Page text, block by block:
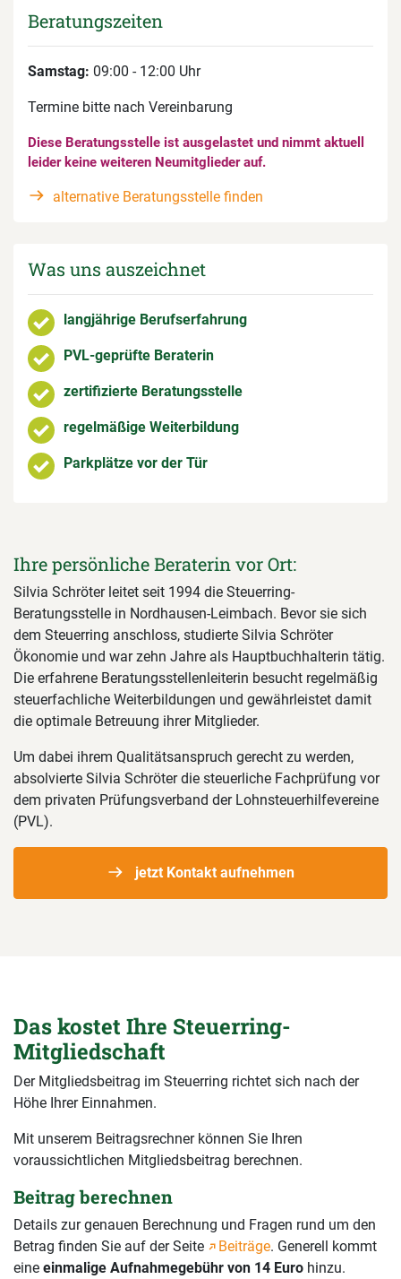
Beratungszeiten
Samstag: 09:00 - 12:00 Uhr
Termine bitte nach Vereinbarung
Diese Beratungsstelle ist ausgelastet und nimmt aktuell
leider keine weiteren Neumitglieder auf.
alternative Beratungsstelle finden
Was uns auszeichnet
langjährige Berufserfahrung
PVL-geprüfte Beraterin
zertifizierte Beratungsstelle
regelmäßige Weiterbildung
Parkplätze vor der Tür
Ihre persönliche Beraterin vor Ort:
Silvia Schröter leitet seit 1994 die Steuerring-
Beratungsstelle in Nordhausen-Leimbach. Bevor sie sich
dem Steuerring anschloss, studierte Silvia Schröter
Ökonomie und war zehn Jahre als Hauptbuchhalterin tätig.
Die erfahrene Beratungsstellenleiterin besucht regelmäßig
steuerfachliche Weiterbildungen und gewährleistet damit
die optimale Betreuung ihrer Mitglieder.
Um dabei ihrem Qualitätsanspruch gerecht zu werden,
absolvierte Silvia Schröter die steuerliche Fachprüfung vor
dem privaten Prüfungsverband der Lohnsteuerhilfevereine
(PVL).
jetzt Kontakt aufnehmen
Das kostet Ihre Steuerring-
Mitgliedschaft
Der Mitgliedsbeitrag im Steuerring richtet sich nach der
Höhe Ihrer Einnahmen.
Mit unserem Beitragsrechner können Sie Ihren
voraussichtlichen Mitgliedsbeitrag berechnen.
Beitrag berechnen
Details zur genauen Berechnung und Fragen rund um den
Betrag finden Sie auf der Seite
Beiträge. Generell kommt
eine einmalige Aufnahmegebühr von 14 Euro hinzu.